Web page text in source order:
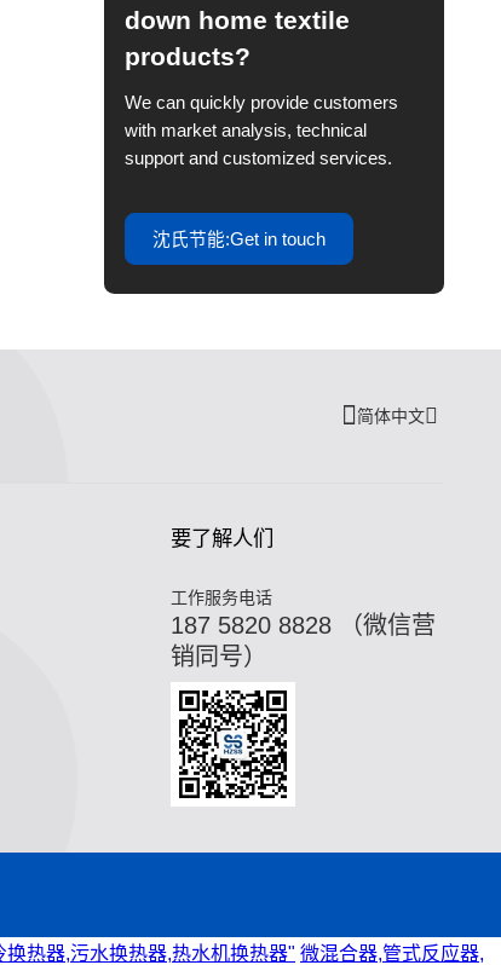
down home textile
products?
We can quickly provide customers
with market analysis, technical
support and customized services.
沈氏节能:Get in touch
简体中文
要了解人们
工作服务电话
187 5820 8828 （微信营
销同号）
热器,污水换热器,热水机换热器" 微混合器,管式反应器,